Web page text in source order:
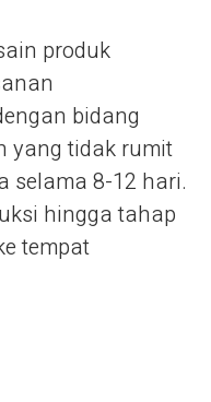
produk
bidang
yang tidak rumit
selama 8-12 hari.
hingga tahap
tempat